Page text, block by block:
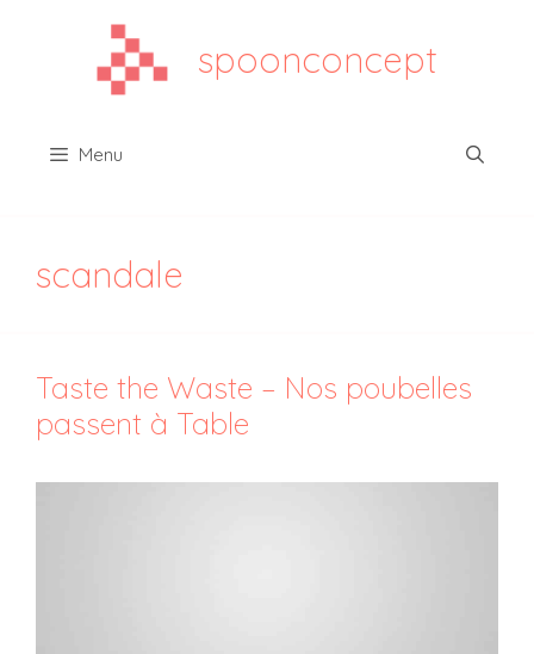
spoonconcept
Menu
scandale
Taste the Waste – Nos poubelles
passent à Table